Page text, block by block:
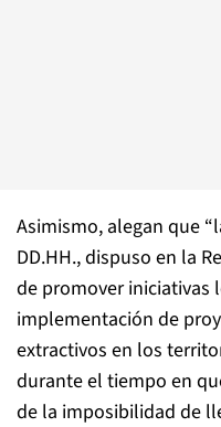
Asimismo, alegan que
DD.HH., dispuso en la
de promover iniciativas
implementación de
extractivos en los
durante el tiempo en
de la imposibilidad de